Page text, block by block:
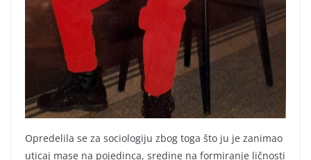
Opredelila se za sociologiju zbog toga što ju je zanimao
uticaj mase na pojedinca, sredine na formiranje ličnosti